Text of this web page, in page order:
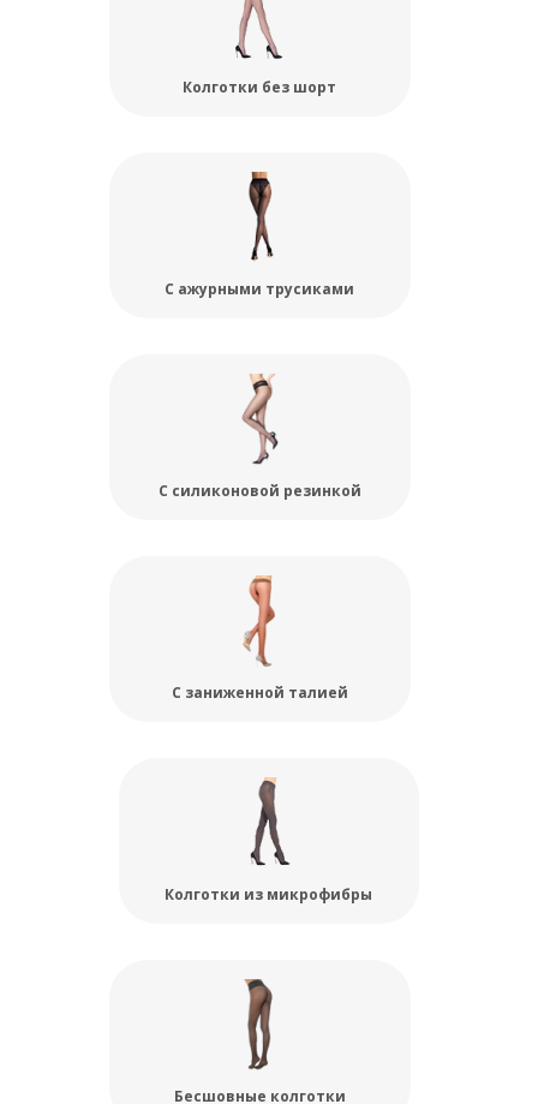
Колготки без шорт
С ажурными трусиками
С силиконовой резинкой
С заниженной талией
Колготки из микрофибры
Бесшовные колготки